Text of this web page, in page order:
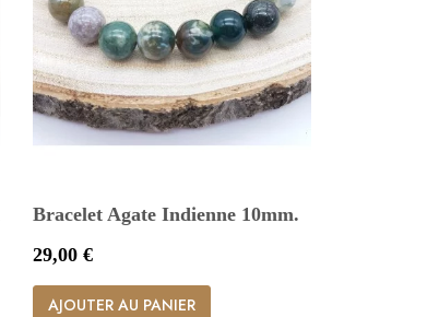
Bracelet Agate Indienne 10mm.
Prix
29,00 €
AJOUTER AU PANIER